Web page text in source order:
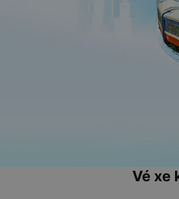
Vé xe